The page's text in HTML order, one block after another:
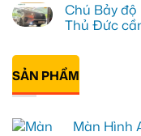
Thủ
Đức
vì
giới
hạn
cho
Honda
CR-
Quận
12
lắp
Màn
hình
Minio
Green
cho
Suzuki
Quận
bình
luận
ở
Android
box
Geely
Quận
Chú Bảy
Thủ Đức
có
luận
ở
Chú
SẢN PHẨM
Màn Hình